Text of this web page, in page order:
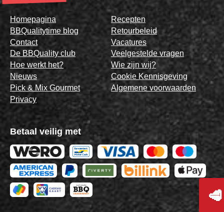
Homepagina
BBQualitytime blog
Contact
De BBQuality club
Hoe werkt het?
Nieuws
Pick & Mix Gourmet
Privacy
Recepten
Retourbeleid
Vacatures
Veelgestelde vragen
Wie zijn wij?
Cookie Kennisgeving
Algemene voorwaarden
Betaal veilig met
🥩